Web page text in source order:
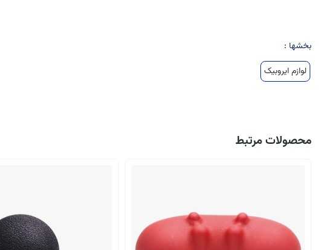
بخشها :
لوازم ایروبیک
محصولات مرتبط